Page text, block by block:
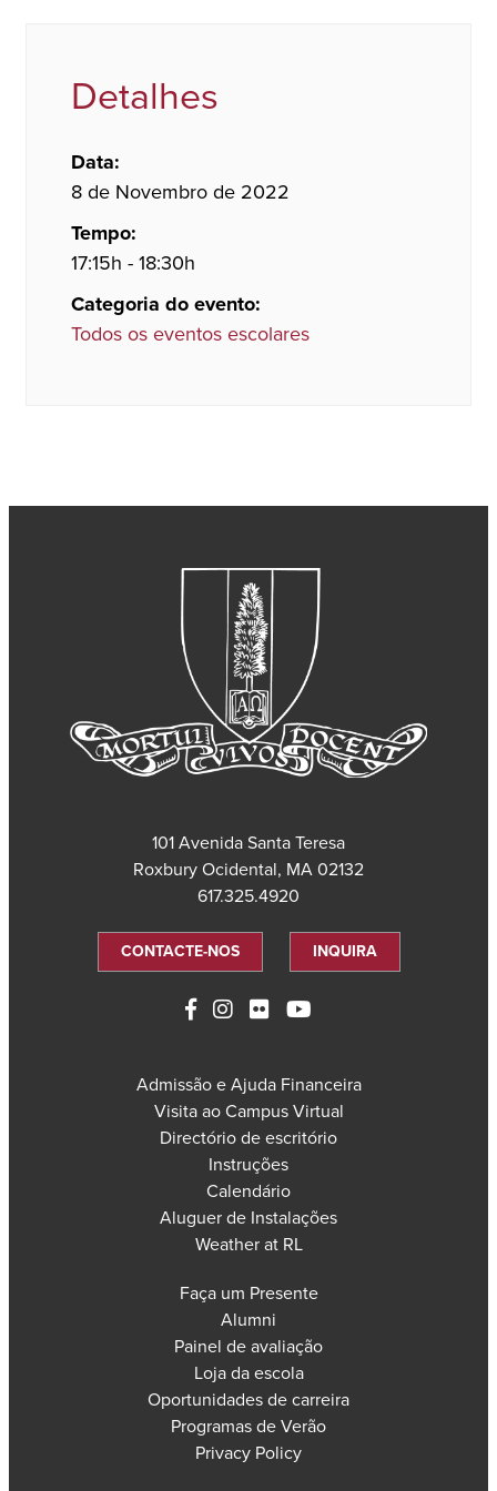
Detalhes
Data:
8 de Novembro de 2022
Tempo:
17:15h - 18:30h
Categoria do evento:
Todos os eventos escolares
101 Avenida Santa Teresa
Roxbury Ocidental, MA 02132
617.325.4920
CONTACTE-NOS INQUIRA
Admissão e Ajuda Financeira
Visita ao Campus Virtual
Directório de escritório
Instruções
Calendário
Aluguer de Instalações
Weather at RL
Faça um Presente
Alumni
Painel de avaliação
Loja da escola
Oportunidades de carreira
Programas de Verão
Privacy Policy